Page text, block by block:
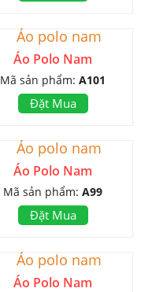
Áo Polo Nam
Mã sản phẩm: A101
Đặt Mua
Áo Polo Nam
Mã sản phẩm: A99
Đặt Mua
Áo Polo Nam